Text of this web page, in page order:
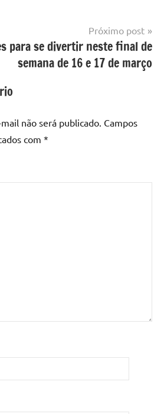
Próximo post
para se divertir neste final de
semana de 16 e 17 de março
não será publicado. Campos
com *